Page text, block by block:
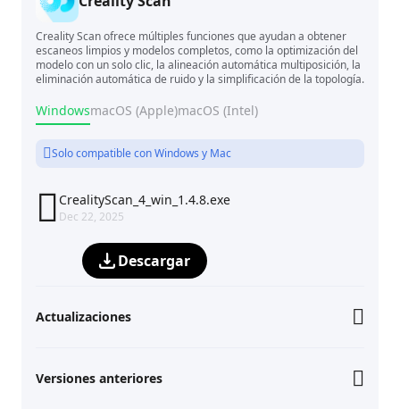
Creality Scan ofrece múltiples funciones que ayudan a obtener
escaneos limpios y modelos completos, como la optimización del
modelo con un solo clic, la alineación automática multiposición, la
eliminación automática de ruido y la simplificación de la topología.
WindowsmacOS (Apple)macOS (Intel)
Solo compatible con Windows y Mac
 CrealityScan_4_win_1.4.8.exe
Dec 22, 2025
Descargar
Actualizaciones
Versiones anteriores